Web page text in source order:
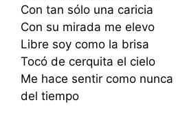
Con tan sólo una caricia
Con su mirada me elevo
Libre soy como la brisa
Tocó de cerquita el cielo
Me hace sentir como
del tiempo